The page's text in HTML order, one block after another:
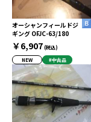
オーシャンフィールドジ
ギング OFJC-63/180
￥6,907(税込)
NEW
#中古品